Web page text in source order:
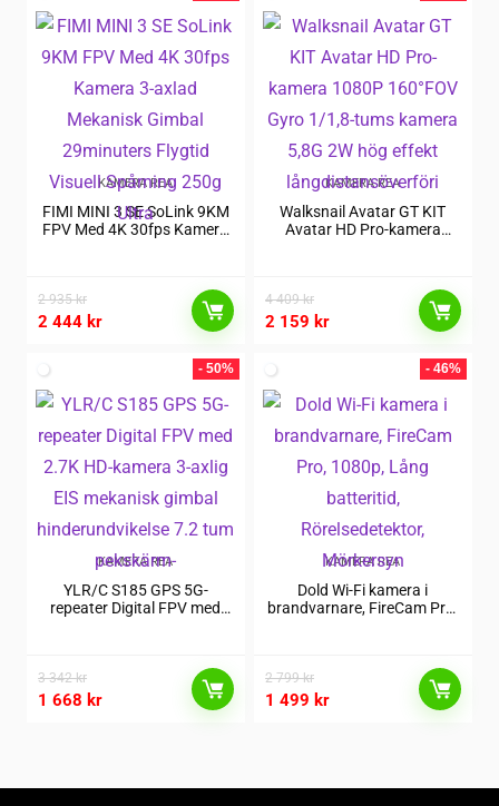
KAMERA REA
FIMI MINI 3 SE SoLink 9KM
FPV Med 4K 30fps Kamera
2 935kr
2 444 kr
KAMERA REA
Walksnail Avatar GT KIT
Avatar HD Pro-kamera
4 409kr
2 159 kr
- 50%
KAMERA REA
YLR/C S185 GPS 5G-
repeater Digital FPV med
3 342kr
1 668 kr
- 46%
KAMERA REA
Dold Wi-Fi kamera i
brandvarnare, FireCam Pro,
2 799kr
1 499 kr